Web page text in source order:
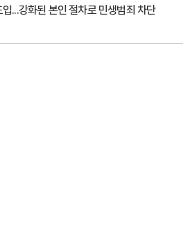
...강화된 본인 절차로 민생범죄 차단